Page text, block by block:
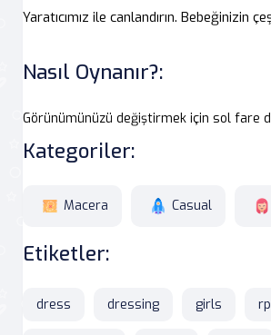
Yaratıcımız ile canlandırın. Bebeğinizin
Nasıl Oynanır?:
Görünümünüzü değiştirmek için sol fare
Kategoriler:
Macera Casual
Etiketler:
dress dressing girls